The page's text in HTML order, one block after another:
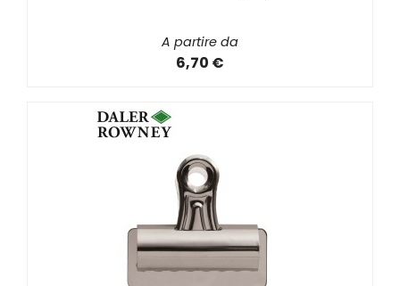
A partire da
6,70 €